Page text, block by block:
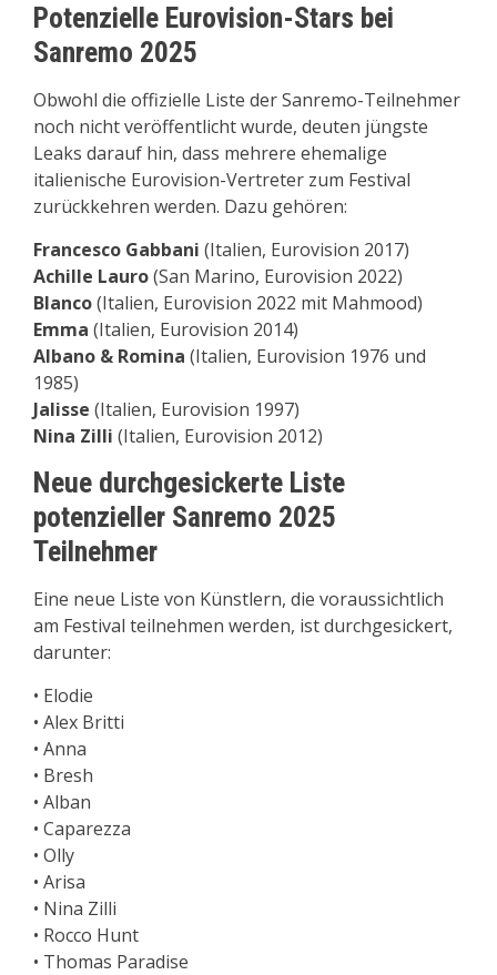
Potenzielle Eurovision-Stars bei
Sanremo 2025
Obwohl die offizielle Liste der Sanremo-Teilnehmer
noch nicht veröffentlicht wurde, deuten jüngste
Leaks darauf hin, dass mehrere ehemalige
italienische Eurovision-Vertreter zum Festival
zurückkehren werden. Dazu gehören:
Francesco Gabbani (Italien, Eurovision 2017)
Achille Lauro(San Marino, Eurovision 2022)
Blanco(Italien, Eurovision 2022 mit Mahmood)
Emma (Italien, Eurovision 2014)
Albano & Romina (Italien, Eurovision 1976 und
1985)
Jalisse (Italien, Eurovision 1997)
Nina Zilli (Italien, Eurovision 2012)
Neue durchgesickerte Liste
potenzieller Sanremo 2025
Teilnehmer
Eine neue Liste von Künstlern, die voraussichtlich
am Festival teilnehmen werden, ist durchgesickert,
darunter:
• Elodie
• Alex Britti
• Anna
• Bresh
• Alban
• Caparezza
• Olly
• Arisa
• Nina Zilli
• Rocco Hunt
• Thomas Paradise